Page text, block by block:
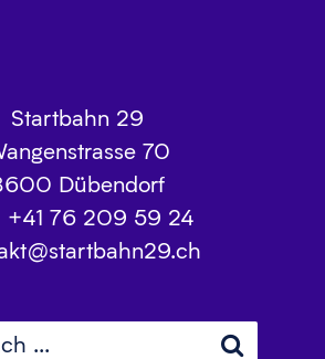
Startbahn 29
70
Dübendorf
+41 76 209 59 24